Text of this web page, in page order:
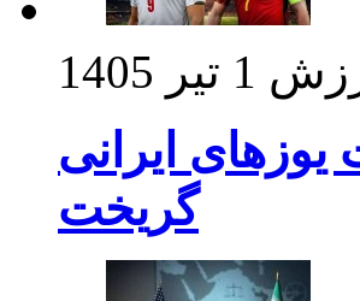
1 تیر 1405
ایرانی
گریخت